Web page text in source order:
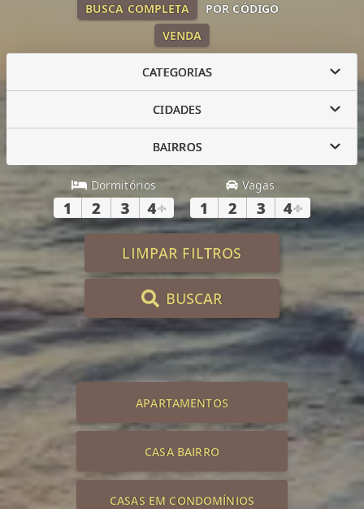
VENDA
BUSCA COMPLETA POR CÓDIGO
CATEGORIAS
CIDADES
BAIRROS
Dormitórios
1 2 3 4+
Vagas
1 2 3 4+
LIMPAR FILTROS
BUSCAR
APARTAMENTOS
CASA BAIRRO
CASAS EM CONDOMÍNIOS